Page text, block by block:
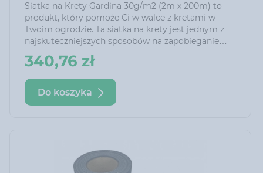
Siatka na Krety Gardina 30g/m2 (2m x 200m) to
produkt, który pomoże Ci w walce z kretami w
Twoim ogrodzie. Ta siatka na krety jest jednym z
najskuteczniejszych sposobów na zapobieganie
inwazji kretów.
340,76 zł
Do koszyka